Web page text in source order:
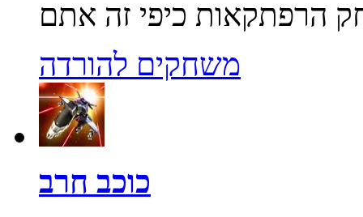
משחקים להורדה
כוכב חרב